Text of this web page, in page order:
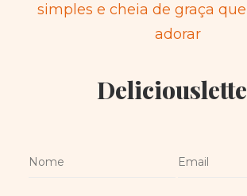
simples e cheia de graça
adorar